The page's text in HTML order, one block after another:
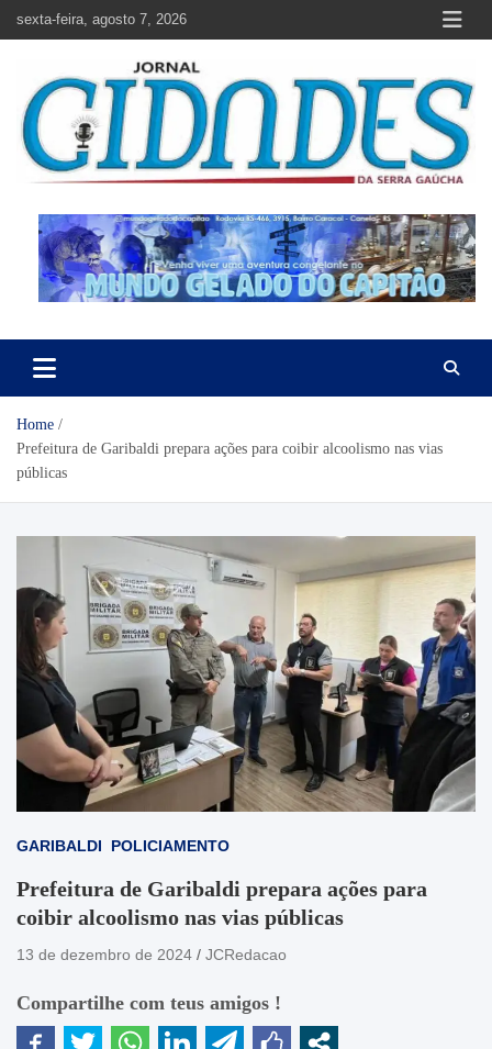
sexta-feira, agosto 7, 2026
Jornal Cidades da Serra Gaúcha
Home
Prefeitura de Garibaldi prepara ações para coibir alcoolismo nas vias
públicas
GARIBALDI POLICIAMENTO
Prefeitura de Garibaldi prepara ações para
coibir alcoolismo nas vias públicas
13 de dezembro de 2024 JCRedacao
Compartilhe com teus amigos !